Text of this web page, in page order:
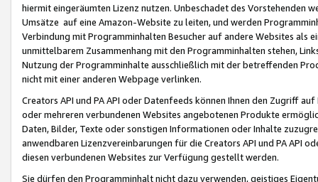
hiermit eingeräumten Lizenz nutzen. Unbeschadet des Vorstehenden
Umsätze auf eine Amazon-Website zu leiten, und werden
Verbindung mit Programminhalten Besucher auf andere Websites als
unmittelbarem Zusammenhang mit den Programminhalten stehen,
Nutzung der Programminhalte ausschließlich mit der betreffenden
nicht mit einer anderen Webpage verlinken.
Creators API und PA API oder Datenfeeds können Ihnen den Zugriff
oder mehreren verbundenen Websites angebotenen Produkte
Daten, Bilder, Texte oder sonstigen Informationen oder Inhalte
anwendbaren Lizenzvereinbarungen für die Creators API und PA API
diesen verbundenen Websites zur Verfügung gestellt werden.
Sie dürfen den Programminhalt nicht dazu verwenden, geistiges